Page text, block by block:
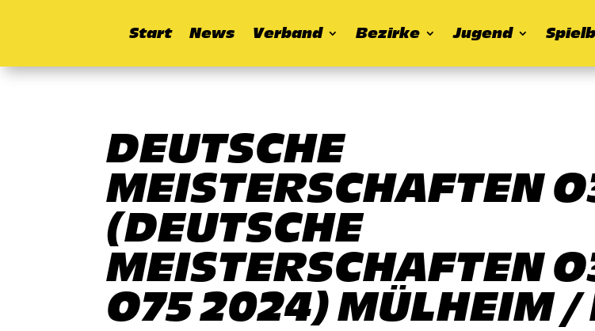
Start News Verband Bezirke Jugend
DEUTSCHE
MEISTERSCHAFTEN
(DEUTSCHE
MEISTERSCHAFTEN
O75 2024) MÜLHEIM /